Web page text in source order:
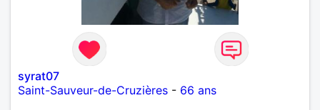
syrat07
Saint-Sauveur-de-Cruzières - 66 ans